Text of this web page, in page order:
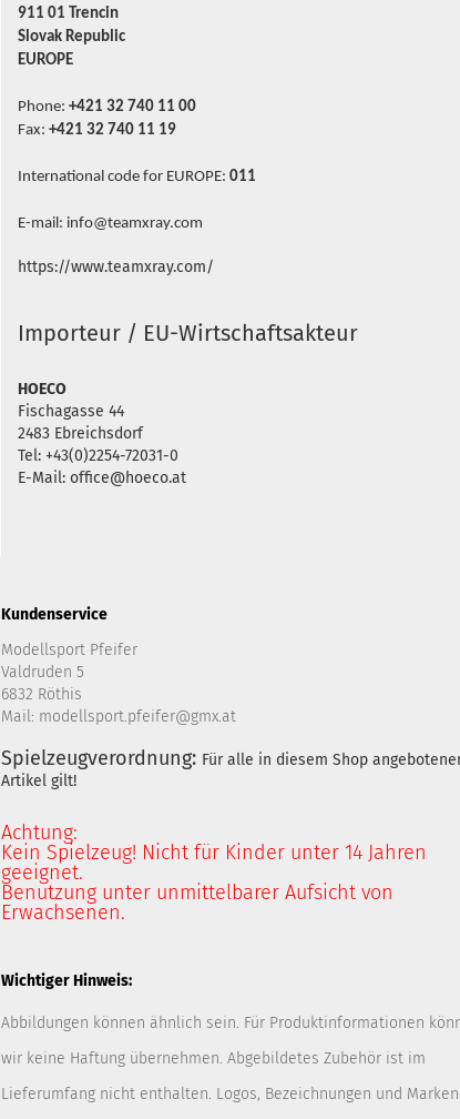
911 01 Trencin
Slovak Republic
EUROPE
Phone: +421 32 740 11 00
Fax: +421 32 740 11 19
International code for EUROPE: 011
E-mail: info@teamxray.com
https://www.teamxray.com/
Importeur / EU-Wirtschaftsakteur
HOECO
Fischagasse 44
2483 Ebreichsdorf
Tel: +43(0)2254-72031-0
E-Mail: office@hoeco.at
Kundenservice
Modellsport Pfeifer
Valdruden 5
6832 Röthis
Mail: modellsport.pfeifer@gmx.at
Spielzeugverordnung: Für alle in diesem Shop
Artikel gilt!
Achtung:
Kein Spielzeug! Nicht für Kinder unter 14 Jahren
geeignet.
Benutzung unter unmittelbarer Aufsicht von
Erwachsenen.
Wichtiger Hinweis:
Abbildungen können ähnlich sein. Für Produktinformationen
wir keine Haftung übernehmen. Abgebildetes Zubehör ist im
Lieferumfang nicht enthalten. Logos, Bezeichnungen und